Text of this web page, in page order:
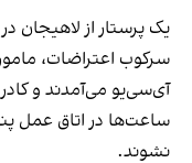
یک پرستار از لاهیجان
سرکوب اعتراضات،
آی‌سی‌یو می‌آمدند و کادر
ساعت‌ها در اتاق عمل
نشوند.